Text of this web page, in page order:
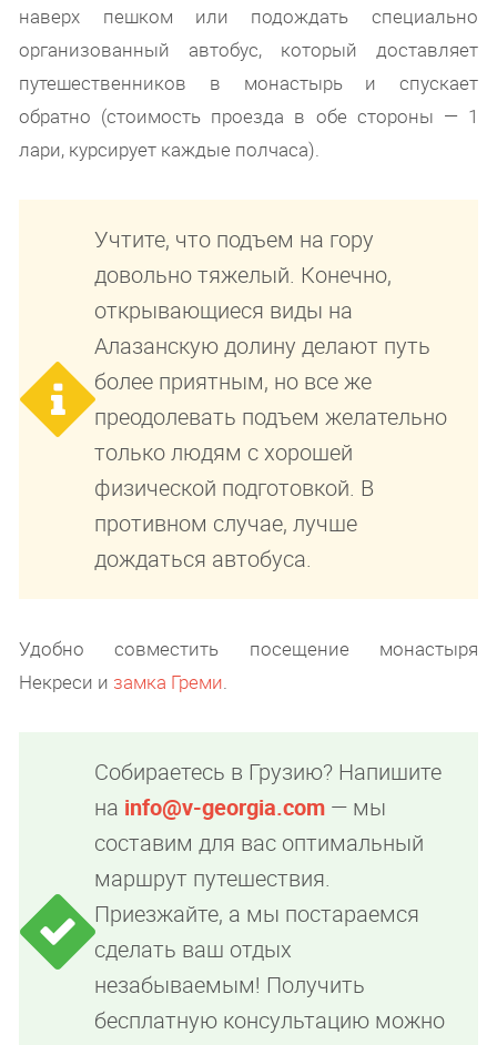
наверх пешком или подождать специально
организованный автобус, который доставляет
путешественников в монастырь и спускает
обратно (стоимость проезда в обе стороны — 1
лари, курсирует каждые полчаса).
Учтите, что подъем на гору
довольно тяжелый. Конечно,
открывающиеся виды на
Алазанскую долину делают путь
более приятным, но все же
преодолевать подъем желательно
только людям с хорошей
физической подготовкой. В
противном случае, лучше
дождаться автобуса.
Удобно совместить посещение монастыря
Некреси и замка Греми.
Собираетесь в Грузию? Напишите
на info@v-georgia.com — мы
составим для вас оптимальный
маршрут путешествия.
Приезжайте, а мы постараемся
сделать ваш отдых
незабываемым! Получить
бесплатную консультацию можно